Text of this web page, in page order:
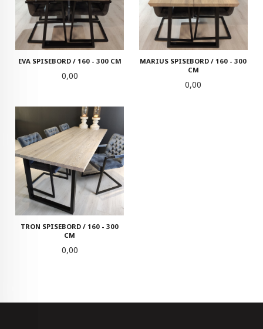
EVA SPISEBORD / 160 - 300 CM
Pris
0,00
MARIUS SPISEBORD / 160 - 300
CM
Pris
0,00
TRON SPISEBORD / 160 - 300
CM
Pris
0,00